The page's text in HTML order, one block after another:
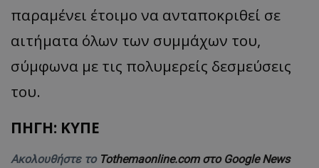
παραμένει έτοιμο να ανταποκριθεί σε
αιτήματα όλων των συμμάχων του,
σύμφωνα με τις πολυμερείς δεσμεύσεις
του.
ΠΗΓΗ: ΚΥΠΕ
Ακολουθήστε το Tothemaonline.com στο Google News